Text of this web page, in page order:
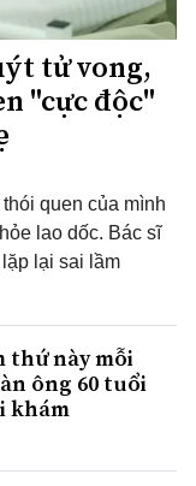
tử vong,
"cực độc"
quen của mình
lao dốc. Bác sĩ
lại sai lầm
thứ này mỗi
ông 60 tuổi
khám